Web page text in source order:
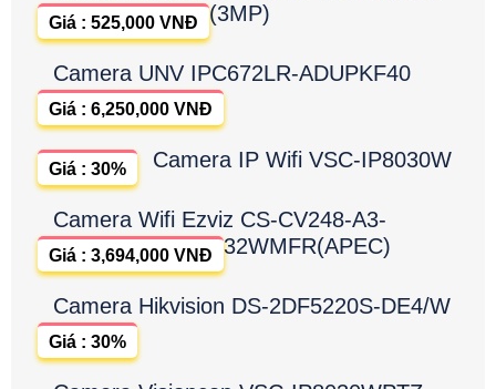
(3MP)
Giá : 525,000 VNĐ
Camera UNV IPC672LR-ADUPKF40
Giá : 6,250,000 VNĐ
Camera IP Wifi VSC-IP8030W
Giá : 30%
Camera Wifi Ezviz CS-CV248-A3-
32WMFR(APEC)
Giá : 3,694,000 VNĐ
Camera Hikvision DS-2DF5220S-DE4/W
Giá : 30%